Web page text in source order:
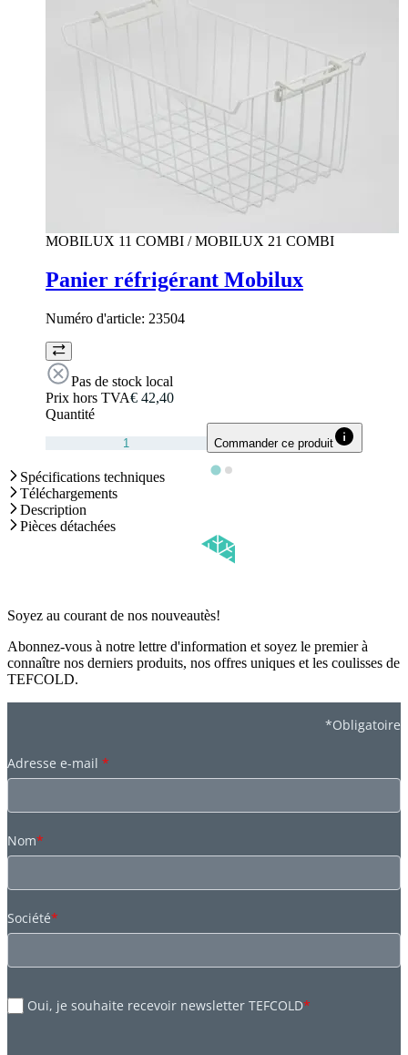
MOBILUX 11 COMBI / MOBILUX 21 COMBI
Panier réfrigérant Mobilux
Numéro d'article: 23504
Pas de stock local
Prix hors TVA€ 42,40
Quantité
Commander ce produit
Spécifications techniques
Téléchargements
Description
Pièces détachées
Soyez au courant de nos nouveautès!
Abonnez-vous à notre lettre d'information et soyez le premier à
connaître nos derniers produits, nos offres uniques et les coulisses de
TEFCOLD.
*Obligatoire
Adresse e-mail *
Nom*
Société*
Oui, je souhaite recevoir newsletter TEFCOLD*